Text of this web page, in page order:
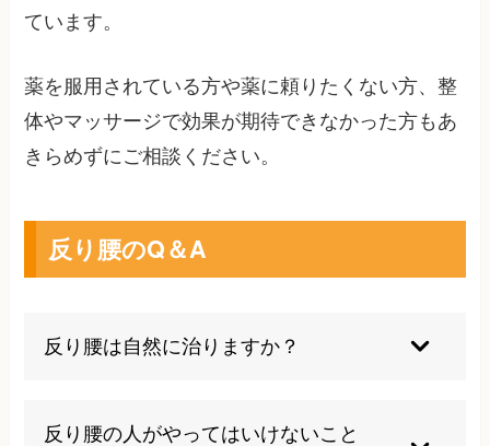
ています。
薬を服用されている方や薬に頼りたくない方、整
体やマッサージで効果が期待できなかった方もあ
きらめずにご相談ください。
反り腰のQ＆A
反り腰は自然に治りますか？
的な姿勢改善や運動が必要です。
反り腰の人がやってはいけないこと